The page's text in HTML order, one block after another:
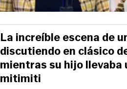
La increíble escena de
discutiendo en clásico
mientras su hijo llevaba
mitimiti